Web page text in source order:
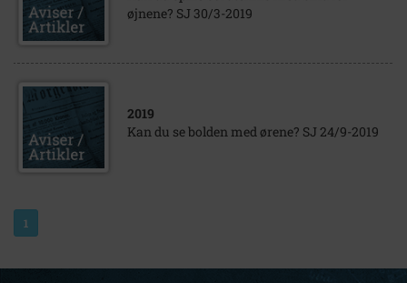
øjnene? SJ 30/3-2019
2019
Kan du se bolden med ørene? SJ 24/9-2019
1